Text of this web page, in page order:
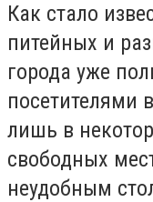
Как стало
питейных и
города уже
посетителями
лишь в
свободных
неудобным